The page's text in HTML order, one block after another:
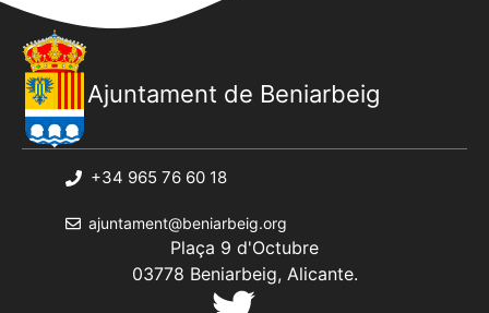
Ajuntament de Beniarbeig
+34 965 76 60 18
ajuntament@beniarbeig.org
Plaça 9 d'Octubre
03778 Beniarbeig, Alicante.